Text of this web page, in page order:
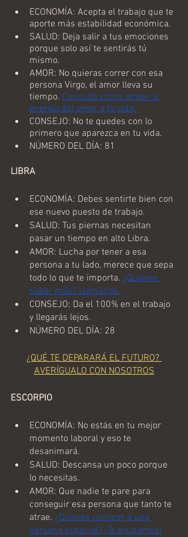
ECONOMÍA: Acepta el trabajo que te
aporte más estabilidad económica.
SALUD: Deja salir a tus emociones
porque solo así te sentirás tú
mismo.
AMOR: No quieras correr con esa
persona Virgo, el amor lleva su
tiempo. Consulta cómo atraer la
energía del amor a tu vida.
CONSEJO: No te quedes con lo
primero que aparezca en tu vida.
NÚMERO DEL DÍA: 81
LIBRA
ECONOMÍA: Debes sentirte bien con
ese nuevo puesto de trabajo.
SALUD: Tus piernas necesitan
pasar un tiempo en alto Libra.
AMOR: Lucha por tener a esa
persona a tu lado, merece que sepa
todo lo que te importa. ¿Quieres
saber más? Llámanos.
CONSEJO: Da el 100% en el trabajo
y llegarás lejos.
NÚMERO DEL DÍA: 28
¿QUÉ TE DEPARARÁ EL FUTURO?
AVERÍGUALO CON NOSOTROS
ESCORPIO
ECONOMÍA: No estás en tu mejor
momento laboral y eso te
desanimará.
SALUD: Descansa un poco porque
lo necesitas.
AMOR: Que nadie te pare para
conseguir esa persona que tanto te
atrae. ¿Quieres conocer a una
persona especial? ¡Te ayudamos!